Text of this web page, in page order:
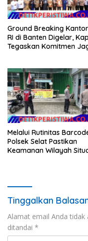
Ground Breaking
RI di Banten Digelar,
Tegaskan Komitmen
Melalui Rutinitas
Polsek Selat Pastikan
Keamanan Wilayah
Tinggalkan
Alamat email Anda tidak
ditandai *